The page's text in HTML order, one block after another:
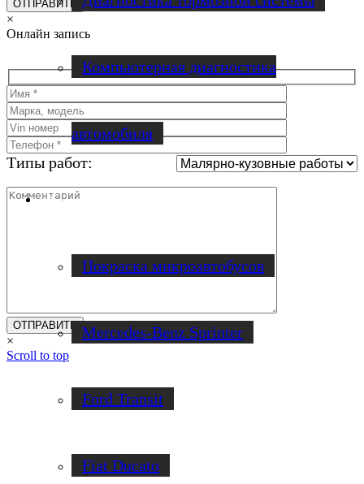
Компьютерная диагностика
автомобиля
Ремонт микроавтобусов
Покраска микроавтобусов
Mercedes-Benz Sprinter
Ford Transit
Fiat Ducato
×
Онлайн запись
Типы работ:
×
Scroll to top